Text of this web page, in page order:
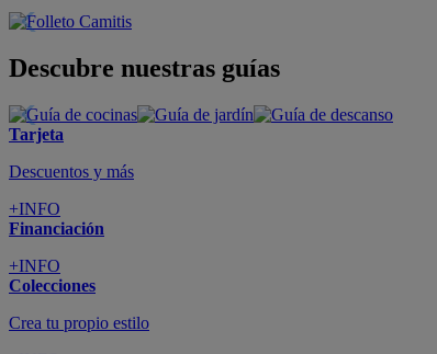
Descubre nuestras guías
Tarjeta
Descuentos y más
+INFO
Financiación
+INFO
Colecciones
Crea tu propio estilo